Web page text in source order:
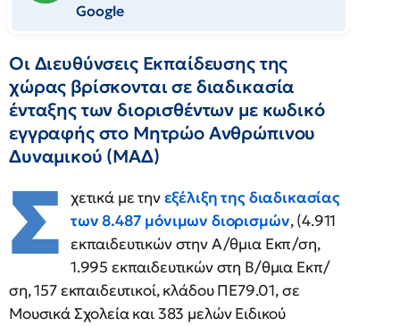
Google
Οι Διευθύνσεις Εκπαίδευσης της
χώρας βρίσκονται σε διαδικασία
ένταξης των διορισθέντων με κωδικό
εγγραφής στο Μητρώο Ανθρώπινου
Δυναμικού (ΜΑΔ)
Σ χετικά με τηνεξέλιξη της διαδικασίας
των 8.487 μόνιμων διορισμών, (4.911
εκπαιδευτικών στην Α/θμια Εκπ/ση,
1.995 εκπαιδευτικών στη Β/θμια Εκπ/
ση, 157 εκπαιδευτικοί, κλάδου ΠΕ79.01, σε
Μουσικά Σχολεία και 383 μελών Ειδικού